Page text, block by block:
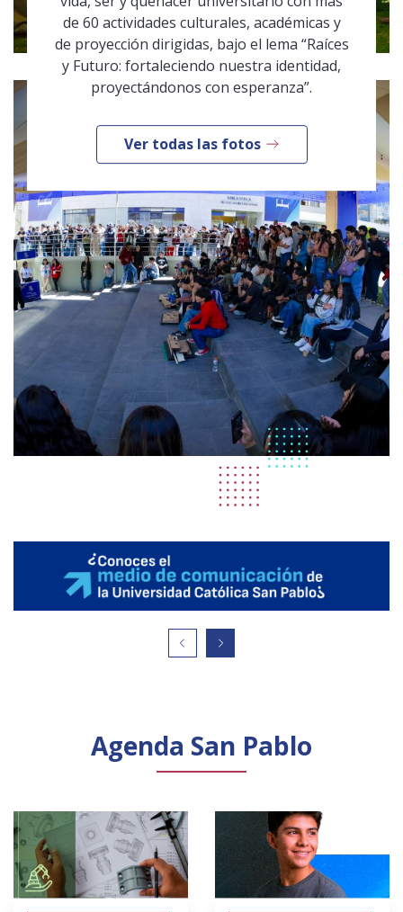
de 60 actividades culturales, académicas y
de proyección dirigidas, bajo el lema “Raíces
y Futuro: fortaleciendo nuestra identidad,
proyectándonos con esperanza”.
Ver todas las fotos
Agenda San Pablo